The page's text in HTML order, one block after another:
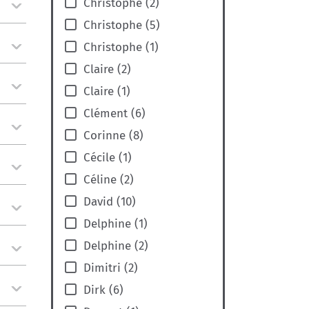
Christophe (2)
Christophe (5)
Christophe (1)
Claire (2)
Claire (1)
Clément (6)
Corinne (8)
Cécile (1)
Céline (2)
David (10)
Delphine (1)
Delphine (2)
Dimitri (2)
Dirk (6)